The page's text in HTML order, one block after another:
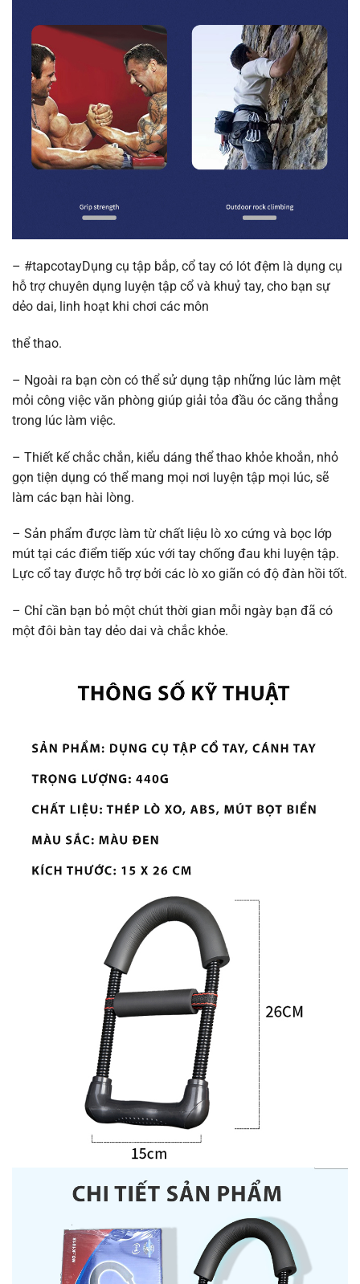
– #tapcotayDụng cụ tập bắp, cổ tay có lót đệm là dụng cụ
hỗ trợ chuyên dụng luyện tập cổ và khuỷ tay, cho bạn sự
dẻo dai, linh hoạt khi chơi các môn
thể thao.
– Ngoài ra bạn còn có thể sử dụng tập những lúc làm mệt
mỏi công việc văn phòng giúp giải tỏa đầu óc căng thẳng
trong lúc làm việc.
– Thiết kế chắc chắn, kiểu dáng thể thao khỏe khoắn, nhỏ
gọn tiện dụng có thể mang mọi nơi luyện tập mọi lúc, sẽ
làm các bạn hài lòng.
– Sản phẩm được làm từ chất liệu lò xo cứng và bọc lớp
mút tại các điểm tiếp xúc với tay chống đau khi luyện tập.
Lực cổ tay được hỗ trợ bởi các lò xo giãn có độ đàn hồi tốt.
– Chỉ cần bạn bỏ một chút thời gian mỗi ngày bạn đã có
một đôi bàn tay dẻo dai và chắc khỏe.